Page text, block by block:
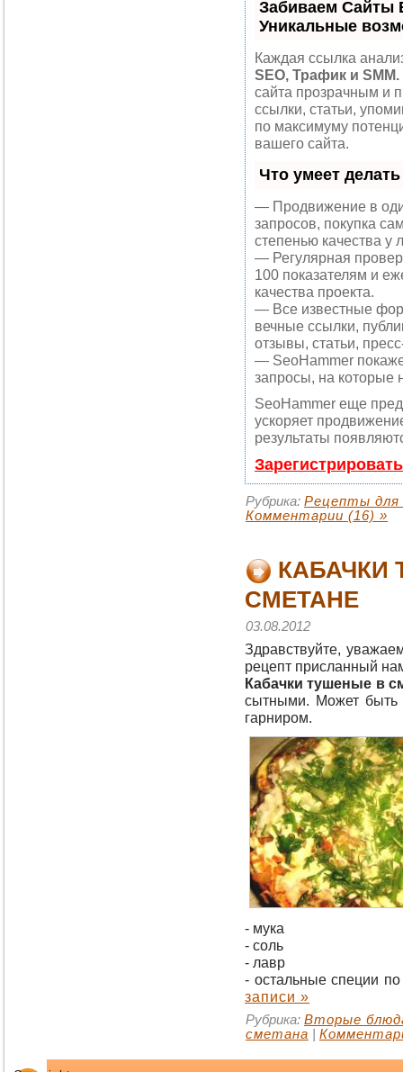
Забиваем
Уникальные
Каждая ссылка
SEO, Трафик и SMM.
сайта прозрачным и
ссылки, статьи,
по максимуму
вашего сайта.
Что умеет
— Продвижение в
запросов, покупка
степенью качества у
— Регулярная
100 показателям и
качества проекта.
— Все известные
вечные ссылки,
отзывы, статьи,
— SeoHammer
запросы, на которые
SeoHammer еще
ускоряет
результаты
Рубрика: Рецепты для
Комментарии (16) »
КАБАЧКИ
СМЕТАНЕ
03.08.2012
Здравствуйте,
рецепт присланный
Кабачки тушеные в
сытными. Может быть
гарниром.
- мука
- соль
- лавр
- остальные специи
записи »
Рубрика: Вторые
сметана |